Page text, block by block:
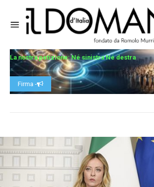
La nostra petizione: Né sinistra Né destra
Firma -